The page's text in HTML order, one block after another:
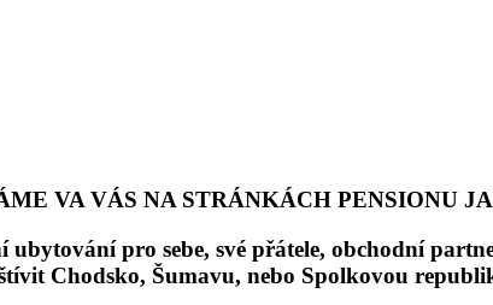
VA VÁS NA STRÁNKÁCH PENSIONU
ubytování pro sebe, své přátele, obchodní
Chodsko, Šumavu, nebo Spolkovou